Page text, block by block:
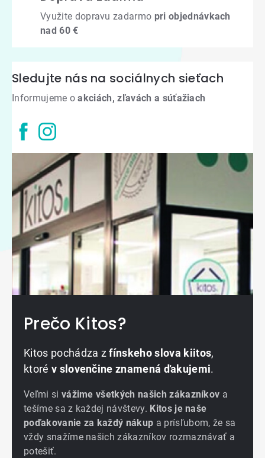
Využite dopravu zadarmo pri objednávkach
nad 60 €
Sledujte nás na sociálnych sieťach
Informujeme oakciách, zľavách a súťažiach
Prečo Kitos?
Kitos pochádza zfínskeho slova kiitos,
ktoré v slovenčine znamená ďakujemi.
Veľmi si vážime všetkých našich zákazníkov a
tešíme sa z každej návštevy. Kitos je naše
poďakovanie za každý nákup a prísľubom, že sa
vždy snažíme našich zákazníkov rozmaznávať a
potešiť.